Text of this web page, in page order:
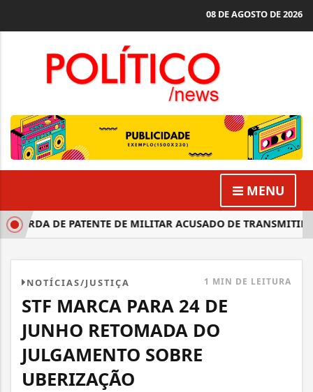
08 DE AGOSTO DE 2026
MENU
DE PATENTE DE MILITAR ACUSADO DE TRANSMITIR
NOTÍCIAS/JUSTIÇA 1 MIN DE LEITURA
STF MARCA PARA 24 DE
JUNHO RETOMADA DO
JULGAMENTO SOBRE
UBERIZAÇÃO